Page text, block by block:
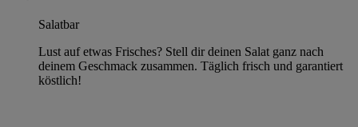
Salatbar
Lust auf etwas Frisches? Stell dir deinen Salat ganz nach
deinem Geschmack zusammen. Täglich frisch und garantiert
köstlich!